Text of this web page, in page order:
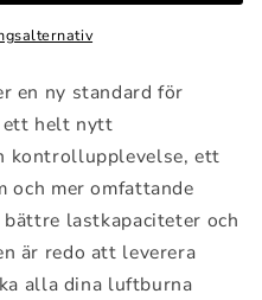
en ny standard för
ett helt nytt
kontrollupplevelse, ett
och mer omfattande
lastkapaciteter och
är redo att leverera
alla dina luftburna